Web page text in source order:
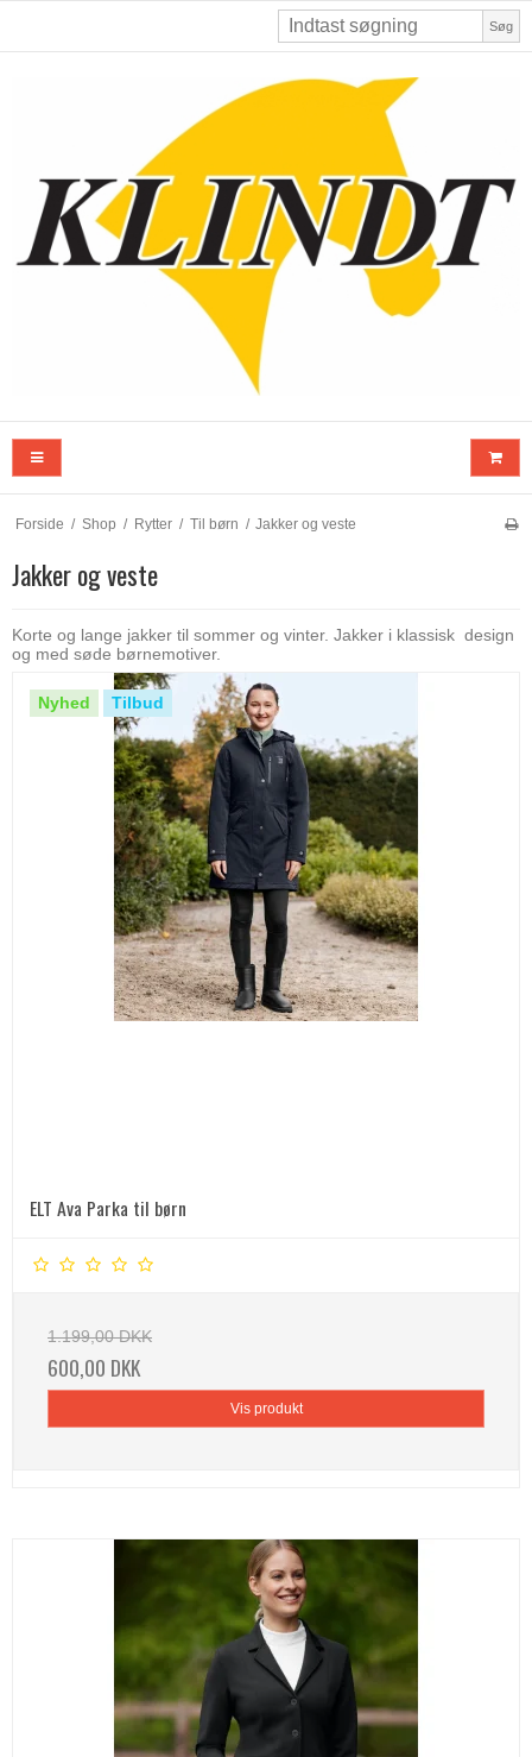
Søg
Forside / Shop / Rytter / Til børn / Jakker og veste
Jakker og veste
Korte og lange jakker til sommer og vinter. Jakker i klassisk design
og med søde børnemotiver.
Nyhed Tilbud
ELT Ava Parka til børn
1.199,00 DKK
600,00 DKK
Vis produkt